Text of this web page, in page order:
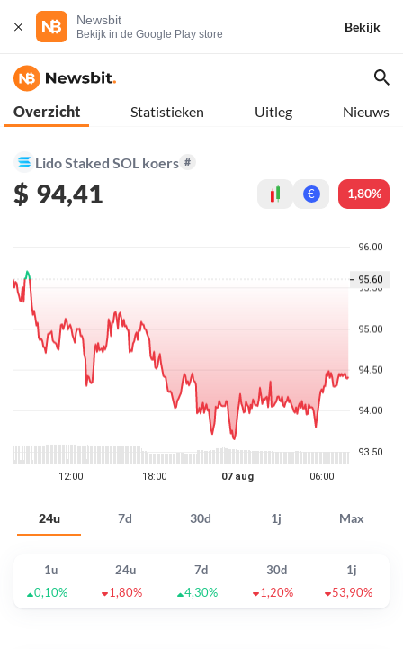
Newsbit
Bekijk in de Google Play store
Bekijk
Overzicht Statistieken Uitleg Nieuws
Lido Staked SOL koers #
$ 94,41 € 1,80%
24u 7d 30d 1j Max
1u 24u 7d 30d
1j
0,10%
1,80% 4,30% 1,20% 53,90%